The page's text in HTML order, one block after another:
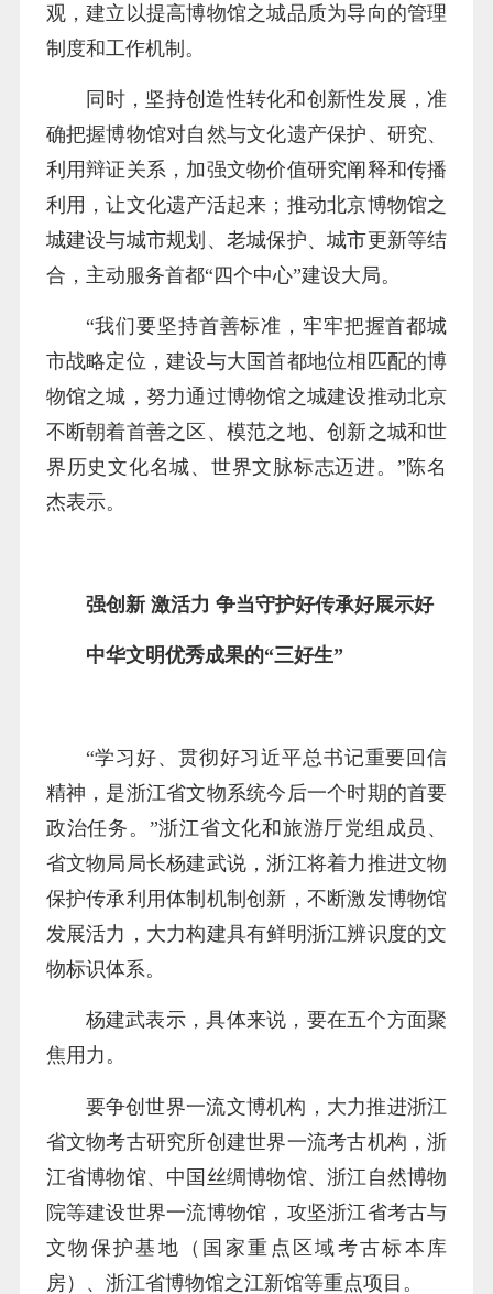
观，建立以提高博物馆之城品质为导向的管理
制度和工作机制。
同时，坚持创造性转化和创新性发展，准
确把握博物馆对自然与文化遗产保护、研究、
利用辩证关系，加强文物价值研究阐释和传播
利用，让文化遗产活起来；推动北京博物馆之
城建设与城市规划、老城保护、城市更新等结
合，主动服务首都“四个中心”建设大局。
“我们要坚持首善标准，牢牢把握首都城
市战略定位，建设与大国首都地位相匹配的博
物馆之城，努力通过博物馆之城建设推动北京
不断朝着首善之区、模范之地、创新之城和世
界历史文化名城、世界文脉标志迈进。”陈名
杰表示。
强创新 激活力 争当守护好传承好展示好
中华文明优秀成果的“三好生”
“学习好、贯彻好习近平总书记重要回信
精神，是浙江省文物系统今后一个时期的首要
政治任务。”浙江省文化和旅游厅党组成员、
省文物局局长杨建武说，浙江将着力推进文物
保护传承利用体制机制创新，不断激发博物馆
发展活力，大力构建具有鲜明浙江辨识度的文
物标识体系。
杨建武表示，具体来说，要在五个方面聚
焦用力。
要争创世界一流文博机构，大力推进浙江
省文物考古研究所创建世界一流考古机构，浙
江省博物馆、中国丝绸博物馆、浙江自然博物
院等建设世界一流博物馆，攻坚浙江省考古与
文物保护基地（国家重点区域考古标本库
房）、浙江省博物馆之江新馆等重点项目。